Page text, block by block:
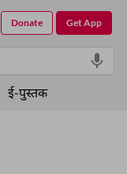
Get App
Donate
ई-पुस्तक